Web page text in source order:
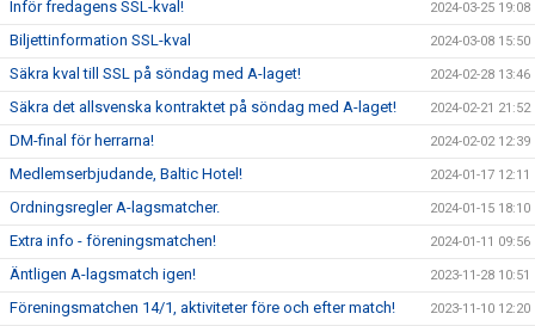
Inför fredagens SSL-kval! 2024-03-25 19:08
Biljettinformation SSL-kval 2024-03-08 15:50
Säkra kval till SSL på söndag med A-laget! 2024-02-28 13:46
Säkra det allsvenska kontraktet på söndag med A-laget! 2024-02-21 21:52
DM-final för herrarna! 2024-02-02 12:39
Medlemserbjudande, Baltic Hotel! 2024-01-17 12:11
Ordningsregler A-lagsmatcher. 2024-01-15 18:10
Extra info - föreningsmatchen! 2024-01-11 09:56
Äntligen A-lagsmatch igen! 2023-11-28 10:51
Föreningsmatchen 14/1, aktiviteter före och efter match! 2023-11-10 12:20